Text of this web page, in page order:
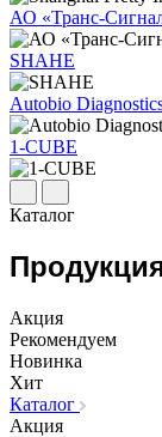
АО «Транс-
SHAHE
Autobio
1-CUBE
Каталог
Акция
Рекомендуем
Новинка
Хит
Каталог
Акция